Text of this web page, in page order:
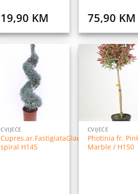
19,90 KM 75,90 KM
CVIJEĆE
Cupres.ar.FastigiataGlauca
spiral H145
CVIJEĆE
Photinia fr.
Marble / H150